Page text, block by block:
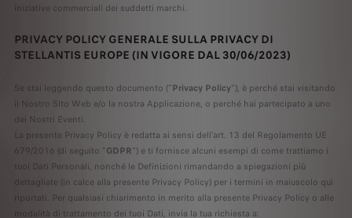
iniziative commerciali dei suddetti marchi.
PRIVACY POLICY GENERALE SULLA PRIVACY DI
STELLANTIS EUROPE (IN VIGORE DAL 30/06/2023)
Se stai leggendo questo documento ("Privacy Policy"), è perché stai visitando
il Nostro Sito Web e/o la nostra Applicazione, o perché hai partecipato a uno
dei Nostri Eventi.
La presente Privacy Policy è redatta ai sensi dell'art. 13 del Regolamento UE
679/2016 (di seguito "GDPR") e ti fornisce alcuni esempi di come trattiamo i
tuoi Dati Personali, nonché le Definizioni rimandando a spiegazioni più
dettagliate (in calce alla presente Privacy Policy) per i termini in maiuscolo qui
riportati. Per qualsiasi chiarimento in merito alla presente Privacy Policy o alle
modalità di trattamento dei tuoi Dati, invia la tua richiesta a: